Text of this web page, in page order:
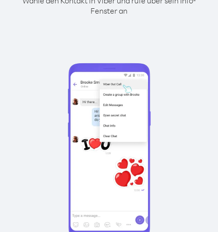
Fenster an